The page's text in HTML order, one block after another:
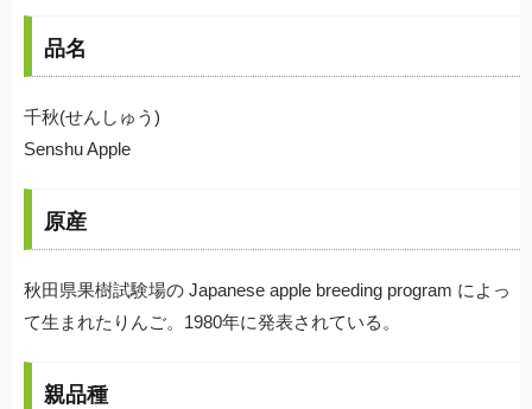
品名
千秋(せんしゅう)
Senshu Apple
原産
秋田県果樹試験場の Japanese apple breeding program によっ
て生まれたりんご。1980年に発表されている。
親品種